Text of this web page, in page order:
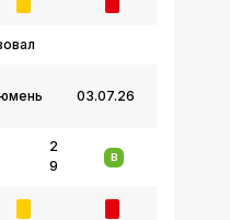
03.07.26
2
9
В